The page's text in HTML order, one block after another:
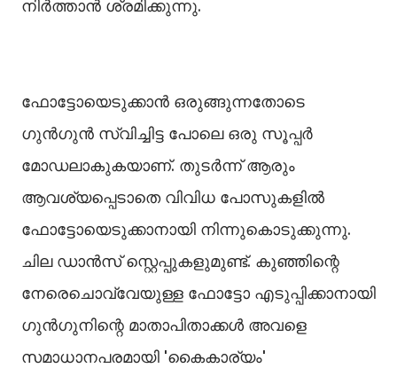
നിർത്താൻ ശ്രമിക്കുന്നു.
ഫോട്ടോയെടുക്കാൻ ഒരുങ്ങുന്നതോടെ
ഗുൻഗുൻ സ്വിച്ചിട്ട പോലെ ഒരു സൂപ്പർ
മോഡലാകുകയാണ്. തുടർന്ന് ആരും
ആവശ്യപ്പെടാതെ വിവിധ പോസുകളില്‍
ഫോട്ടോയെടുക്കാനായി നിന്നുകൊടുക്കുന്നു.
ചില ഡാൻസ് സ്റ്റെപ്പുകളുമുണ്ട്. കുഞ്ഞിന്റെ
നേരെചൊവ്വേയുള്ള ഫോട്ടോ എടുപ്പിക്കാനായി
ഗുൻഗുനിന്റെ മാതാപിതാക്കള്‍ അവളെ
സമാധാനപരമായി 'കൈകാര്യം'